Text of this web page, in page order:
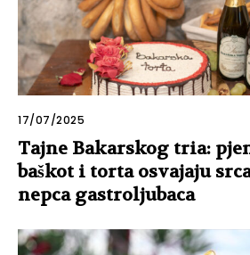
17/07/2025
Tajne Bakarskog tria:
baškot i torta osvajaju
nepca gastroljubaca